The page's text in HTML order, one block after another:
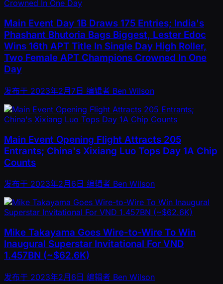
Main Event Day 1B Draws 175 Entries; India's
Phashant Bhutoria Bags Biggest, Lester Edoc
Wins 16th APT Title In Single Day High Roller,
Two Female APT Champions Crowned In One
Day
发布于 2023年2月7日 编辑者 Ben Wilson
Main Event Opening Flight Attracts 205
Entrants; China's Xixiang Luo Tops Day 1A Chip
Counts
发布于 2023年2月6日 编辑者 Ben Wilson
Mike Takayama Goes Wire-to-Wire To Win
Inaugural Superstar Invitational For VND
1.457BN (~$62.6K)
发布于 2023年2月6日 编辑者 Ben Wilson